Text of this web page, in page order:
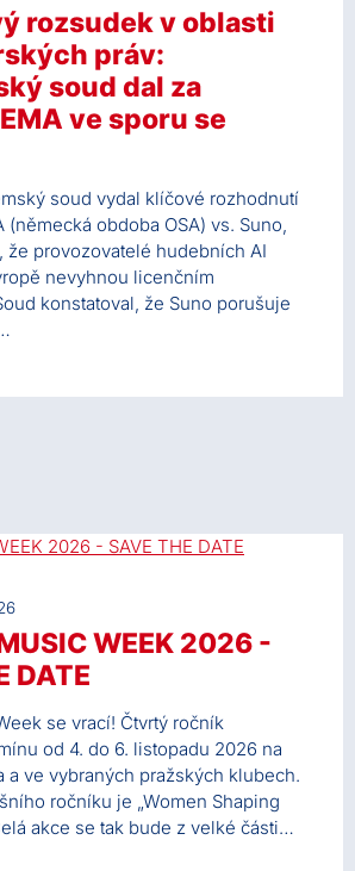
rozsudek v oblasti
práv:
soud dal za
ve sporu se
soud vydal klíčové rozhodnutí
(německá obdoba OSA) vs. Suno,
že provozovatelé hudebních AI
nevyhnou licenčním
konstatoval, že Suno porušuje
WEEK 2026 -
DATE
se vrací! Čtvrtý ročník
od 4. do 6. listopadu 2026 na
a ve vybraných pražských klubech.
ročníku je „Women Shaping
akce se tak bude z velké části…